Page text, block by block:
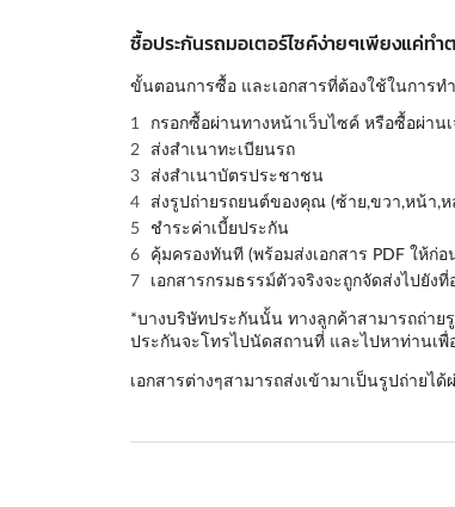
ซื้อประกันรถมอเตอร์ไซค์ง่ายๆเพียงแค่ท
ขั้นตอนการซื้อ และเอกสารที่ต้องใช้ในการ
กรอกซื้อผ่านทางหน้าเว็บไซค์ หรือซื้อผ่าน
ส่งสำเนาทะเบียนรถ
ส่งสำเนาบัตรประชาชน
ส่งรูปถ่ายรถยนต์ของคุณ (ซ้าย,ขวา,หน้า,ห
ชำระค่าเบี้ยประกัน
คุ้มครองทันที (พร้อมส่งเอกสาร PDF ให้ก่อ
เอกสารกรมธรรม์ตัวจริงจะถูกจัดส่งไปยัง
*บางบริษัทประกันนั้น ทางลูกค้าสามารถถ่าย
ประกันจะโทรไปนัดสถานที่ และไปหาท่านเพื่
เอกสารต่างๆสามารถส่งเข้ามาเป็นรูปถ่ายได้